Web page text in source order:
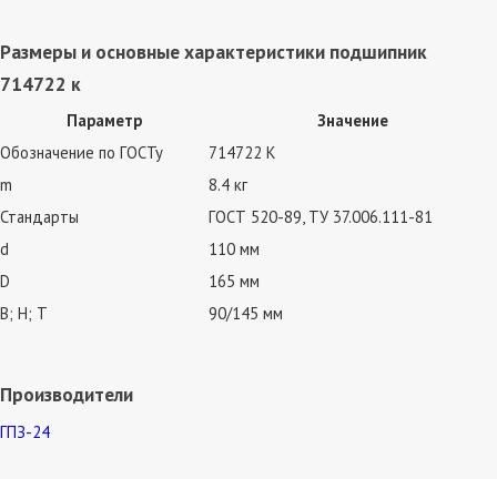
Размеры и основные характеристики подшипник
714722 к
Параметр
Значение
Обозначение по ГОСТу
714722 К
m
8.4 кг
Стандарты
ГОСТ 520-89, ТУ 37.006.111-81
d
110 мм
D
165 мм
В; Н; Т
90/145 мм
Производители
ГПЗ-24